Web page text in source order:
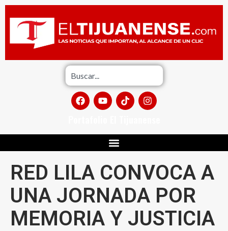
RED LILA CONVOCA A
UNA JORNADA POR
MEMORIA Y JUSTICIA